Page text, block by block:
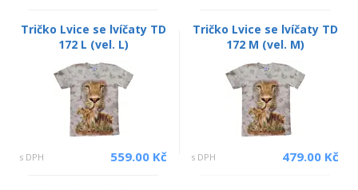
Tričko Lvice se lvíčaty TD
172 L (vel. L)
s DPH 559.00 Kč
Tričko Lvice se lvíčaty TD
172 M (vel. M)
s DPH 479.00 Kč